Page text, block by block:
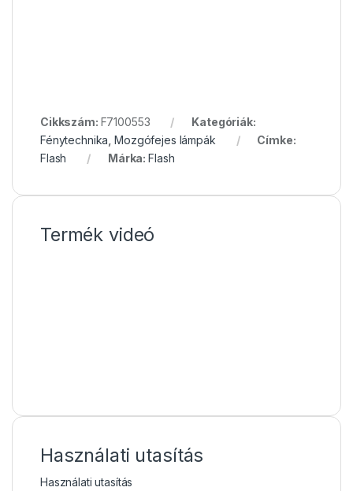
Cikkszám: F7100553
Kategóriák:
Fénytechnika ,Mozgófejes lámpák
Címke:
Flash
Márka:Flash
Termék videó
Használati utasítás
Használati utasítás